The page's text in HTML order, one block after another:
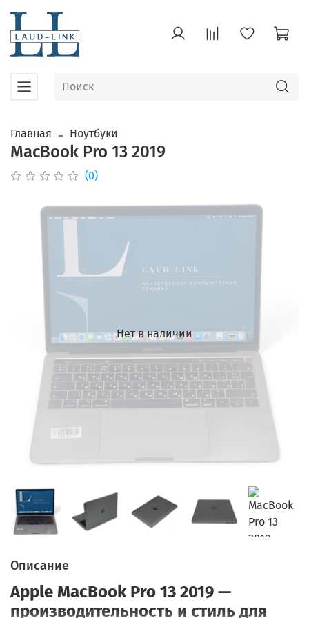
Главная Ноутбуки
MacBook Pro 13 2019
(0)
Нет в наличии
Описание
Apple MacBook Pro 13 2019 —
производительность и стиль для